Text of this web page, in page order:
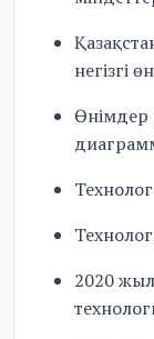
негізгі
Өнімдер
2020